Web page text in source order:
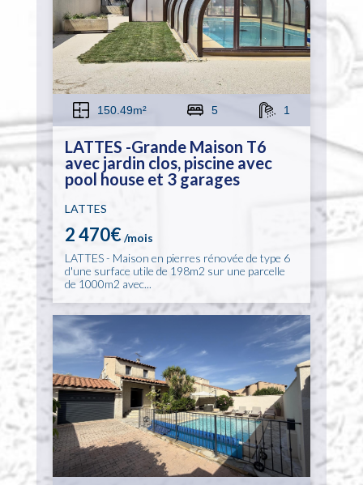
150.49m² 5 1
LATTES -Grande Maison T6
avec jardin clos, piscine avec
pool house et 3 garages
LATTES
2 470€/mois
LATTES - Maison en pierres rénovée de type 6
d'une surface utile de 198m2 sur une parcelle
de 1000m2 avec...